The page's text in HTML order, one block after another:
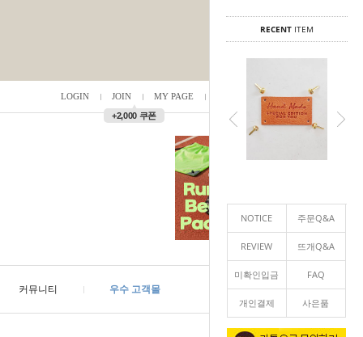
RECENTITEM
NOTICE 주문Q&A
REVIEW 뜨개Q&A
미확인입금 FAQ
개인결제 사은품
LOGIN JOIN
▲
+2,000 쿠폰
MY PAGE / 0
커뮤니티 우수 고객몰